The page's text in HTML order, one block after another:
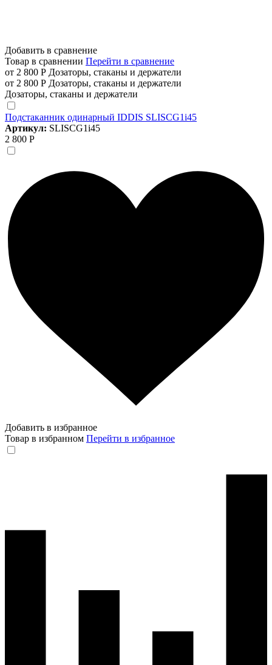
Добавить в сравнение
Товар в сравнении Перейти в сравнение
от 2 800 Р Дозаторы, стаканы и держатели
от 2 800 Р Дозаторы, стаканы и держатели
Дозаторы, стаканы и держатели
Подстаканник одинарный IDDIS SLISCG1i45
Артикул: SLISCG1i45
2 800 Р
Добавить в избранное
Товар в избранном Перейти в избранное